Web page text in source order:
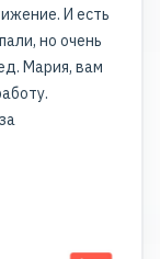
И есть
но очень
Мария, вам